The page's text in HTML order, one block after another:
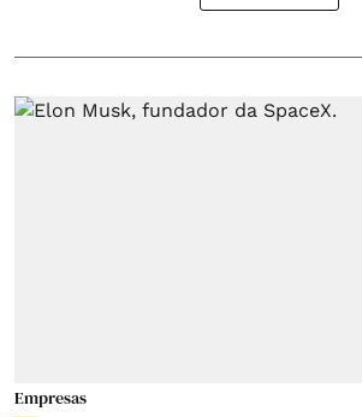
Empresas